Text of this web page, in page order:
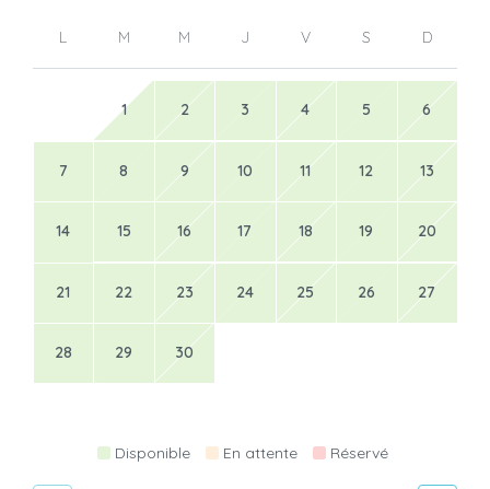
L M M J V S D
1 2 3 4 5 6
7 8 9 10 11 12 13
14 15 16 17 18 19 20
21 22 23 24 25 26 27
28 29 30
Disponible En attente Réservé